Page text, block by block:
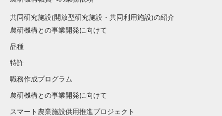
共同研究施設(開放型研究施設・共同利用施設)の紹介
農研機構との事業開発に向けて
品種
特許
職務作成プログラム
農研機構との事業開発に向けて
スマート農業施設供用推進プロジェクト